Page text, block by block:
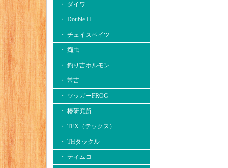
・ ダイワ
・ Double.H
・ チェイスベイツ
・ 痴虫
・ 釣り吉ホルモン
・ 常吉
・ ツッガーFROG
・ 椿研究所
・ TEX（テックス）
・ THタックル
・ ティムコ